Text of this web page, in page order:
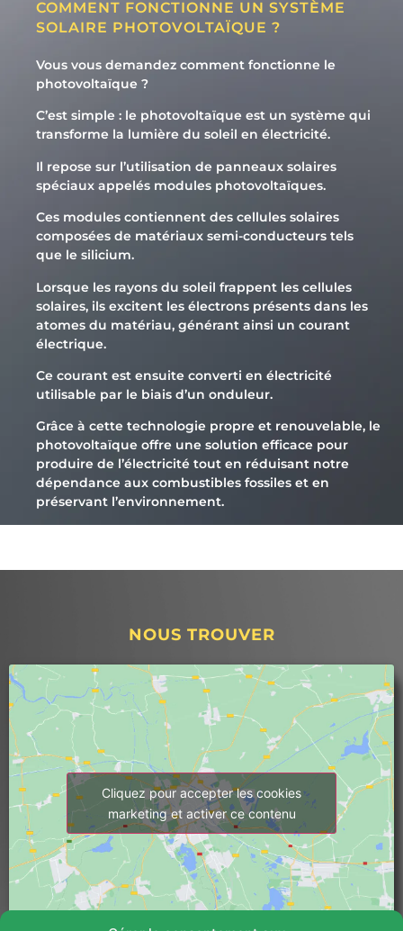
COMMENT FONCTIONNE UN SYSTÈME
SOLAIRE PHOTOVOLTAÏQUE ?
Vous vous demandez comment fonctionne le
photovoltaïque ?
C’est simple : le photovoltaïque est un système qui
transforme la lumière du soleil en électricité.
Il repose sur l’utilisation de panneaux solaires
spéciaux appelés modules photovoltaïques.
Ces modules contiennent des cellules solaires
composées de matériaux semi-conducteurs tels
que le silicium.
Lorsque les rayons du soleil frappent les cellules
solaires, ils excitent les électrons présents dans les
atomes du matériau, générant ainsi un courant
électrique.
Ce courant est ensuite converti en électricité
utilisable par le biais d’un onduleur.
Grâce à cette technologie propre et renouvelable, le
photovoltaïque offre une solution efficace pour
produire de l’électricité tout en réduisant notre
dépendance aux combustibles fossiles et en
préservant l’environnement.
NOUS TROUVER
Cliquez pour accepter les cookies
marketing et activer ce contenu